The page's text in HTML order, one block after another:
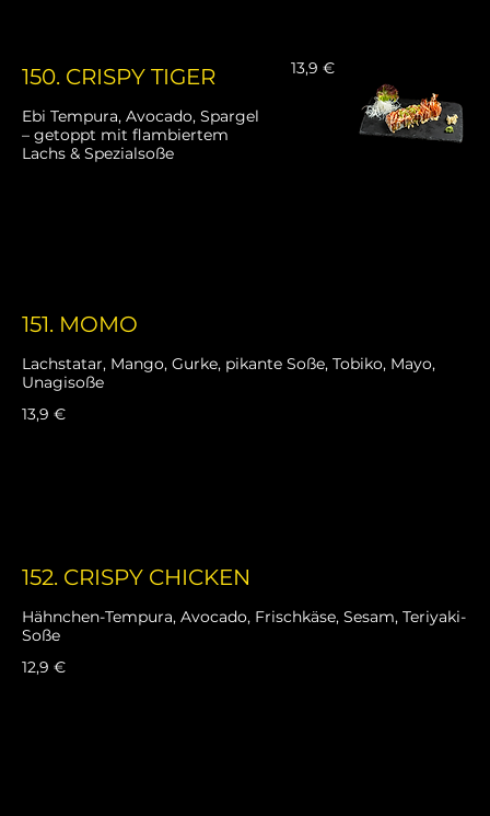
150. CRISPY TIGER
Ebi Tempura, Avocado, Spargel
– getoppt mit flambiertem
Lachs & Spezialsoße
13,9 €
151. MOMO
Lachstatar, Mango, Gurke, pikante Soße, Tobiko, Mayo,
Unagisoße
13,9 €
152. CRISPY CHICKEN
Hähnchen-Tempura, Avocado, Frischkäse, Sesam, Teriyaki-
Soße
12,9 €